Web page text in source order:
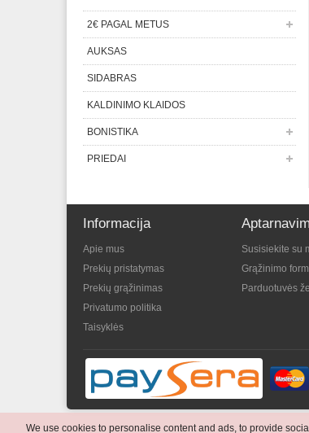
2€ PAGAL METUS
AUKSAS
SIDABRAS
KALDINIMO KLAIDOS
BONISTIKA
PRIEDAI
Informacija
Apie mus
Prekių pristatymas
Prekių grąžinimas
Privatumo politika
Taisyklės
Susisiekite su
Grąžinimo
Parduotuvės
We use cookies to personalise content and ads, to provide